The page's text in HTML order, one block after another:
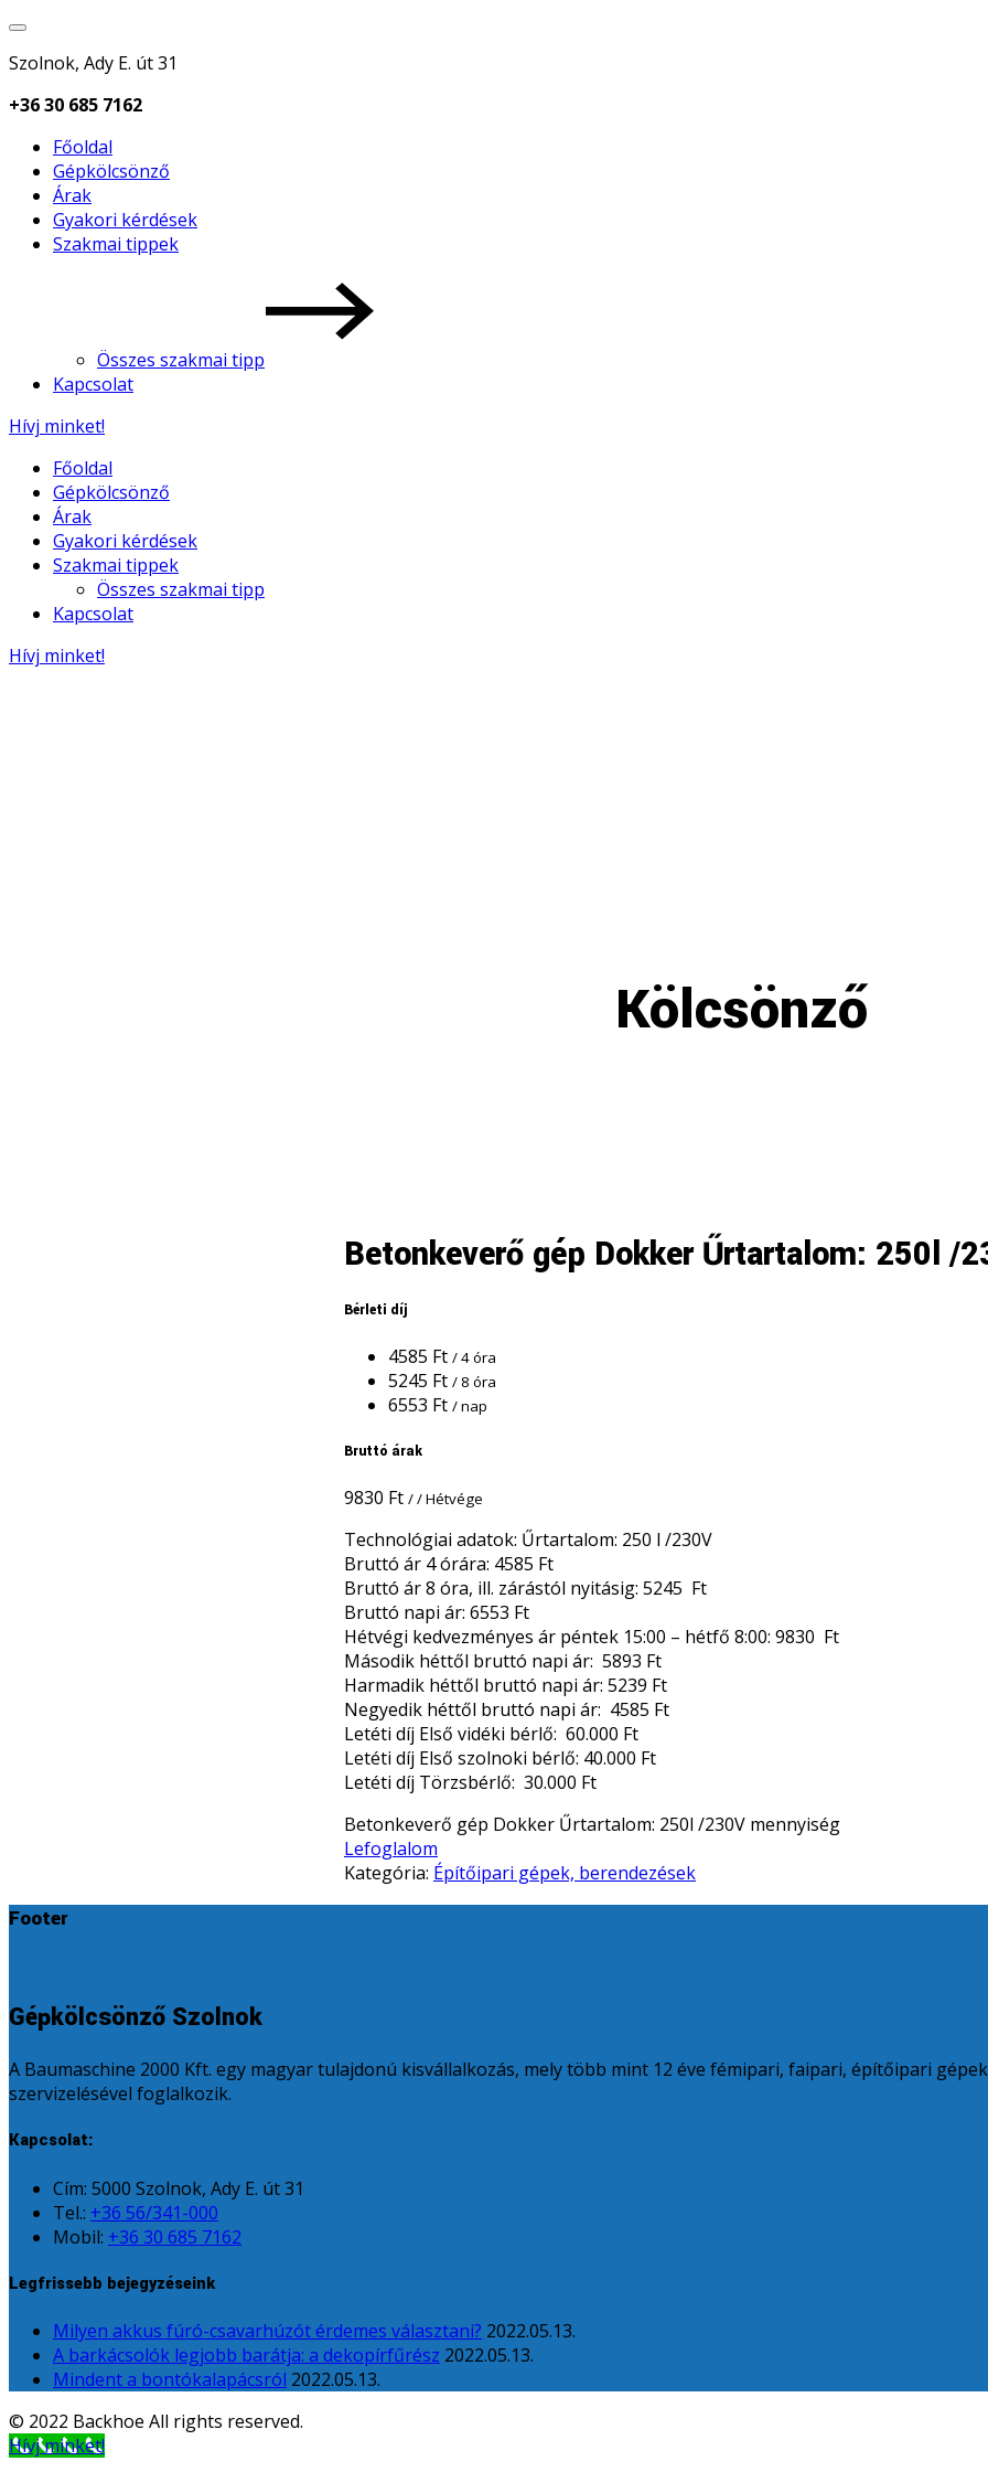
Szolnok, Ady E. út 31
+36 30 685 7162
Főoldal
Gépkölcsönző
Árak
Gyakori kérdések
Szakmai tippek
Összes szakmai tipp
Kapcsolat
Hívj minket!
Főoldal
Gépkölcsönző
Árak
Gyakori kérdések
Szakmai tippek
Összes szakmai tipp
Kapcsolat
Hívj minket!
Kölcsönző
Betonkeverő gép Dokker Űrtartalom: 250l /
Bérleti díj
4585 Ft / 4 óra
5245 Ft / 8 óra
6553 Ft / nap
Bruttó árak
9830 Ft / / Hétvége
Technológiai adatok: Űrtartalom: 250 l /230V
Bruttó ár 4 órára: 4585 Ft
Bruttó ár 8 óra, ill. zárástól nyitásig: 5245 Ft
Bruttó napi ár: 6553 Ft
Hétvégi kedvezményes ár péntek 15:00 – hétfő 8:00: 9830 Ft
Második héttől bruttó napi ár: 5893 Ft
Harmadik héttől bruttó napi ár: 5239 Ft
Negyedik héttől bruttó napi ár: 4585 Ft
Letéti díj Első vidéki bérlő: 60.000 Ft
Letéti díj Első szolnoki bérlő: 40.000 Ft
Letéti díj Törzsbérlő: 30.000 Ft
Betonkeverő gép Dokker Űrtartalom: 250l /230V mennyiség
Lefoglalom
Kategória: Építőipari gépek, berendezések
Footer
Gépkölcsönző Szolnok
A Baumaschine 2000 Kft. egy magyar tulajdonú kisvállalkozás, mely több mint 12 éve fémipari, faipari, építőipari
szervizelésével foglalkozik.
Kapcsolat:
Cím: 5000 Szolnok, Ady E. út 31
Tel.: +36 56/341-000
Mobil: +36 30 685 7162
Legfrissebb bejegyzéseink
Milyen akkus fúró-csavarhúzót érdemes választani? 2022.05.13.
A barkácsolók legjobb barátja: a dekopírfűrész 2022.05.13.
Mindent a bontókalapácsról 2022.05.13.
© 2022 Backhoe All rights reserved.
Hívj minket!